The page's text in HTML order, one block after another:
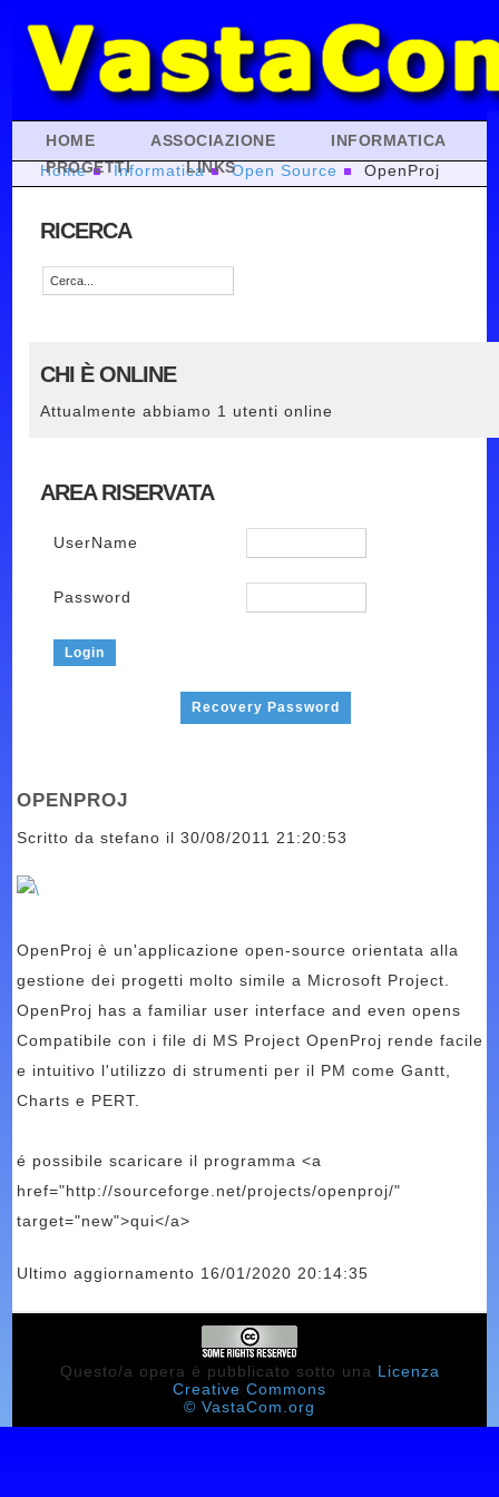
HOME ASSOCIAZIONE
INFORMATICA
PROGETTI
LINKS
Home Informatica Open Source OpenProj
RICERCA
CHI È ONLINE
Attualmente abbiamo 1 utenti online
AREA RISERVATA
UserName
Password
Recovery Password
OPENPROJ
Scritto da stefano il 30/08/2011 21:20:53
OpenProj è un'applicazione open-source orientata alla
gestione dei progetti molto simile a Microsoft Project.
OpenProj has a familiar user interface and even opens
Compatibile con i file di MS Project OpenProj rende facile
e intuitivo l'utilizzo di strumenti per il PM come Gantt,
Charts e PERT.
é possibile scaricare il programma <a
href="http://sourceforge.net/projects/openproj/"
target="new">qui</a>
Ultimo aggiornamento 16/01/2020 20:14:35
Questo/a opera è pubblicato sotto una Licenza
Creative Commons
© VastaCom.org